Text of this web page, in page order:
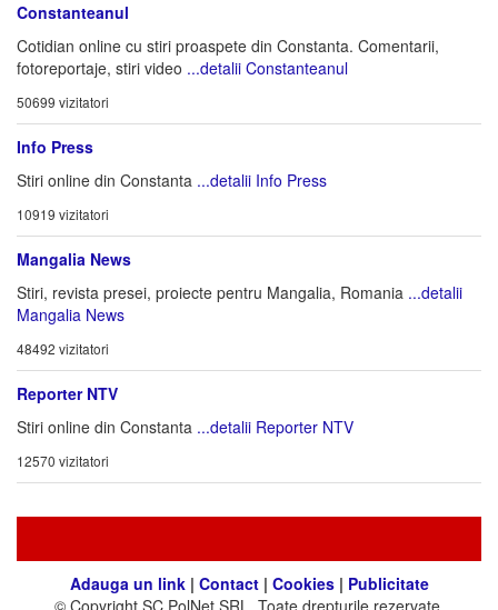
Constanteanul
Cotidian online cu stiri proaspete din Constanta. Comentarii,
fotoreportaje, stiri video ...detalii Constanteanul
50699 vizitatori
Info Press
Stiri online din Constanta ...detalii Info Press
10919 vizitatori
Mangalia News
Stiri, revista presei, proiecte pentru Mangalia, Romania ...detalii
Mangalia News
48492 vizitatori
Reporter NTV
Stiri online din Constanta ...detalii Reporter NTV
12570 vizitatori
Adauga un link| Contact| Cookies| Publicitate
© Copyright SC PolNet SRL. Toate drepturile rezervate.